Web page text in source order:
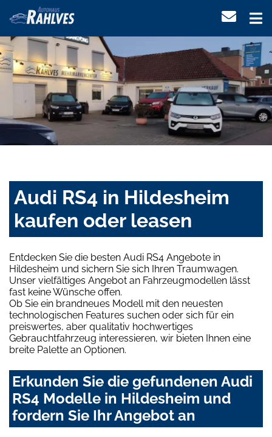
Audi RS4 in Hildesheim
kaufen oder leasen
Entdecken Sie die besten Audi RS4 Angebote in
Hildesheim und sichern Sie sich Ihren Traumwagen.
Unser vielfältiges Angebot an Fahrzeugmodellen lässt
fast keine Wünsche offen.
Ob Sie ein brandneues Modell mit den neuesten
technologischen Features suchen oder sich für ein
preiswertes, aber qualitativ hochwertiges
Gebrauchtfahrzeug interessieren, wir bieten Ihnen eine
breite Palette an Optionen.
Erkunden Sie die gefundenen Audi
RS4 Modelle in Hildesheim und
fordern Sie Ihr Angebot an